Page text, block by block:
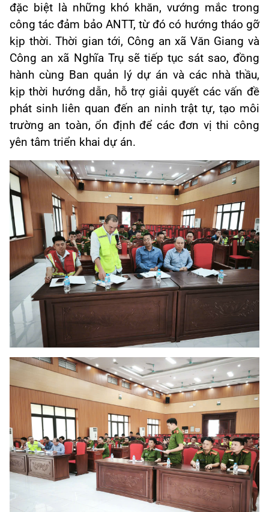
đặc biệt là những khó khăn, vướng mắc trong
công tác đảm bảo ANTT, từ đó có hướng tháo gỡ
kịp thời. Thời gian tới, Công an xã Văn Giang và
Công an xã Nghĩa Trụ sẽ tiếp tục sát sao, đồng
hành cùng Ban quản lý dự án và các nhà thầu,
kịp thời hướng dẫn, hỗ trợ giải quyết các vấn đề
phát sinh liên quan đến an ninh trật tự, tạo môi
trường an toàn, ổn định để các đơn vị thi công
yên tâm triển khai dự án.